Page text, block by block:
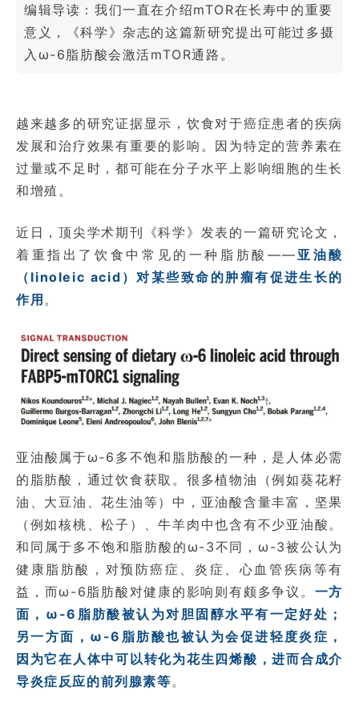
编辑导读：我们一直在介绍mTOR在长寿中的重要
意义，《科学》杂志的这篇新研究提出可能过多摄
入ω-6脂肪酸会激活mTOR通路。
越来越多的研究证据显示，饮食对于癌症患者的疾病
发展和治疗效果有重要的影响。因为特定的营养素在
过量或不足时，都可能在分子水平上影响细胞的生长
和增殖。
近日，顶尖学术期刊《科学》发表的一篇研究论文，
着重指出了饮食中常见的一种脂肪酸——亚油酸
（linoleic acid）对某些致命的肿瘤有促进生长的
作用 。
亚油酸属于ω-6多不饱和脂肪酸的一种，是人体必需
的脂肪酸，通过饮食获取。很多植物油（例如葵花籽
油、大豆油、花生油等）中，亚油酸含量丰富，坚果
（例如核桃、松子）、牛羊肉中也含有不少亚油酸。
和同属于多不饱和脂肪酸的ω-3不同，ω-3被公认为
健康脂肪酸，对预防癌症、炎症、心血管疾病等有
益，而ω-6脂肪酸对健康的影响则有颇多争议。 一方
面，ω-6脂肪酸被认为对胆固醇水平有一定好处；
另一方面，ω-6脂肪酸也被认为会促进轻度炎症，
因为它在人体中可以转化为花生四烯酸，进而合成介
导炎症反应的前列腺素等 。